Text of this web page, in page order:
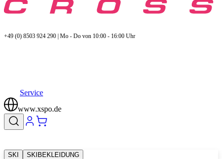
+49 (0) 8503 924 290 | Mo - Do von 10:00 - 16:00 Uhr
Service
www.xspo.de
SKI SKIBEKLEIDUNG